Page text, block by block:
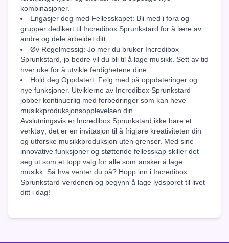
kombinasjoner.
Engasjer deg med Fellesskapet: Bli med i fora og
grupper dedikert til Incredibox Sprunkstard for å lære av
andre og dele arbeidet ditt.
Øv Regelmessig: Jo mer du bruker Incredibox
Sprunkstard, jo bedre vil du bli til å lage musikk. Sett av tid
hver uke for å utvikle ferdighetene dine.
Hold deg Oppdatert: Følg med på oppdateringer og
nye funksjoner. Utviklerne av Incredibox Sprunkstard
jobber kontinuerlig med forbedringer som kan heve
musikkproduksjonsopplevelsen din.
Avslutningsvis er Incredibox Sprunkstard ikke bare et
verktøy; det er en invitasjon til å frigjøre kreativiteten din
og utforske musikkproduksjon uten grenser. Med sine
innovative funksjoner og støttende fellesskap skiller det
seg ut som et topp valg for alle som ønsker å lage
musikk. Så hva venter du på? Hopp inn i Incredibox
Sprunkstard-verdenen og begynn å lage lydsporet til livet
ditt i dag!